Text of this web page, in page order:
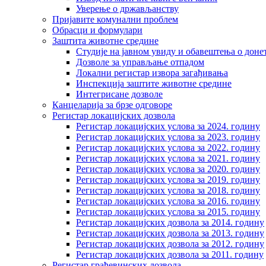
Уверење о држављанству
Пријавите комунални проблем
Обрасци и формулари
Заштита животне средине
Студије на јавном увиду и обавештења о
Дозволе за управљање отпадом
Локални регистар извора загађивања
Инспекција заштите животне средине
Интегрисане дозволе
Канцеларија за брзе одговоре
Регистар локацијских дозвола
Регистар локацијских услова за 2024. годину
Регистар локацијских услова за 2023. годину
Регистар локацијских услова за 2022. годину
Регистар локацијских услова за 2021. годину
Регистар локацијских услова за 2020. годину
Регистар локацијских услова за 2019. годину
Регистар локацијских услова за 2018. годину
Регистар локацијских услова за 2016. годину
Регистар локацијских услова за 2015. годину
Регистар локацијских дозвола за 2014. годину
Регистар локацијских дозвола за 2013. годину
Регистар локацијских дозвола за 2012. годину
Регистар локацијских дозвола за 2011. годину